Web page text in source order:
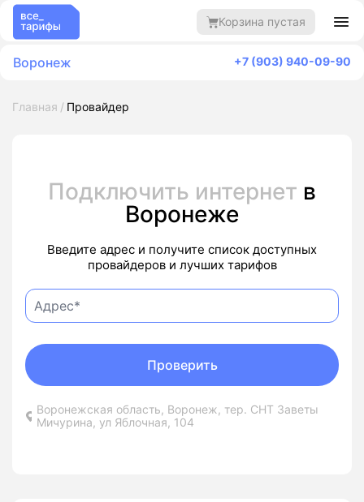
Корзина пустая
Воронеж +7 (903) 940-09-90
Главная Провайдер
Подключить интернет в
Воронеже
Введите адрес и получите список доступных
провайдеров и лучших тарифов
Воронежская область, Воронеж, тер. СНТ Заветы
Мичурина, ул Яблочная, 104
Проверить